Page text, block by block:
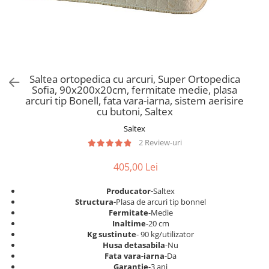
Saltele Pocket
Saltele Memory Pocket
Saltele cu plasa arcuri
Saltele cu spuma poliuretanica
Saltele 140x200
Saltele 160x200
Saltele 180x200
Top saltele
Scaune pentru living
Seturi comode living si vitrine
Etajere Birou
Dulap birou
Birouri
Scaune pentru birou
Scaune pentru vizitatori
Scaune birou copii
Scaune resigilate
Scaune terasa si outdoor
Saltea ortopedica cu arcuri, Super Ortopedica
Sofia, 90x200x20cm, fermitate medie, plasa
arcuri tip Bonell, fata vara-iarna, sistem aerisire
cu butoni, Saltex
Saltex
2 Review-uri
405,00 Lei
Producator-Saltex
Structura-Plasa de arcuri tip bonnel
Fermitate-Medie
Inaltime-20 cm
Kg sustinute- 90 kg/utilizator
Husa detasabila-Nu
Fata vara-iarna-Da
Garantie-3 ani